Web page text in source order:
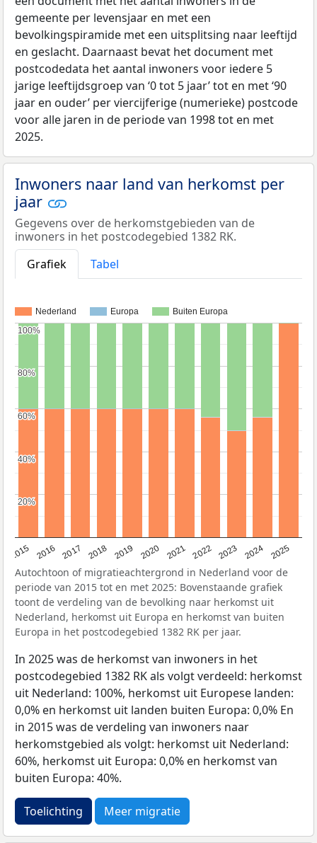
gemeente per levensjaar en met een
bevolkingspiramide met een uitsplitsing naar leeftijd
en geslacht. Daarnaast bevat het document met
postcodedata het aantal inwoners voor iedere 5
jarige leeftijdsgroep van ‘0 tot 5 jaar’ tot en met ‘90
jaar en ouder’ per viercijferige (numerieke) postcode
voor alle jaren in de periode van 1998 tot en met
2025.
Inwoners naar land van herkomst per
jaar
Gegevens over de herkomstgebieden van de
inwoners in het postcodegebied 1382 RK.
Grafiek
Tabel
Nederland Europa Buiten Europa
2015 2016 2017 2018 2019 2020 2021 2022 2023 2024 2025
20%
20%
40%
40%
60%
60%
80%
80%
100%
100%
Autochtoon of migratieachtergrond in Nederland voor de
periode van 2015 tot en met 2025: Bovenstaande grafiek
toont de verdeling van de bevolking naar herkomst uit
Nederland, herkomst uit Europa en herkomst van buiten
Europa in het postcodegebied 1382 RK per jaar.
In 2025 was de herkomst van inwoners in het
postcodegebied 1382 RK als volgt verdeeld: herkomst
uit Nederland: 100%, herkomst uit Europese landen:
0,0% en herkomst uit landen buiten Europa: 0,0% En
in 2015 was de verdeling van inwoners naar
herkomstgebied als volgt: herkomst uit Nederland:
60%, herkomst uit Europa: 0,0% en herkomst van
buiten Europa: 40%.
Toelichting Meer migratie